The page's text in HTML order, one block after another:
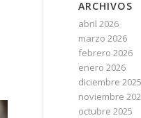
ARCHIVOS
abril 2026
marzo 2026
febrero 2026
enero 2026
diciembre 2025
noviembre
octubre 2025